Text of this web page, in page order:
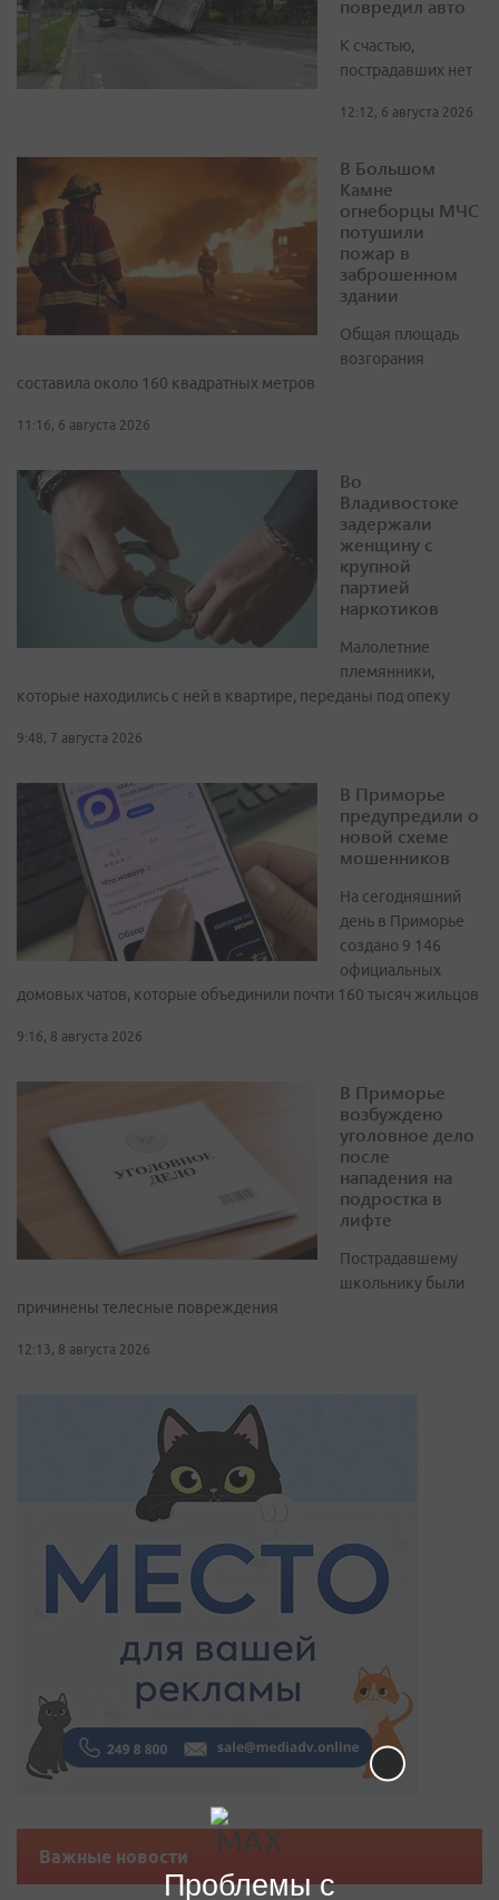
повредил авто
К счастью,
пострадавших нет
12:12, 6 августа 2026
В Большом
Камне
огнеборцы МЧС
потушили
пожар в
заброшенном
здании
Общая площадь
возгорания
составила около 160 квадратных метров
11:16, 6 августа 2026
Во
Владивостоке
задержали
женщину с
крупной
партией
наркотиков
Малолетние
племянники,
которые находились с ней в квартире, переданы под опеку
9:48, 7 августа 2026
В Приморье
предупредили о
новой схеме
мошенников
На сегодняшний
день в Приморье
создано 9 146
официальных
домовых чатов, которые объединили почти 160 тысяч жильцов
9:16, 8 августа 2026
В Приморье
возбуждено
уголовное дело
после
нападения на
подростка в
лифте
Пострадавшему
школьнику были
причинены телесные повреждения
12:13, 8 августа 2026
Важные новости
Проблемы с